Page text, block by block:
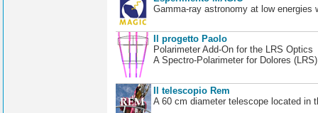
Gamma-ray astronomy at low energies
Il progetto Paolo
Polarimeter Add-On for the LRS Optics
A Spectro-Polarimeter for Dolores
Il telescopio Rem
A 60 cm diameter telescope located in